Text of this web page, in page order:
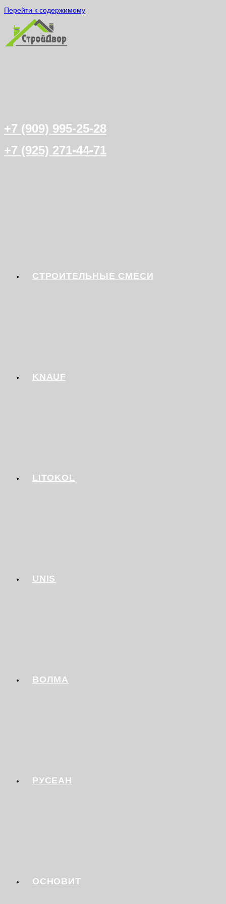
Перейти к содержимому
+7 (909) 995-25-28
+7 (925) 271-44-71
СТРОИТЕЛЬНЫЕ СМЕСИ
KNAUF
LITOKOL
UNIS
ВОЛМА
РУСЕАН
ОСНОВИТ